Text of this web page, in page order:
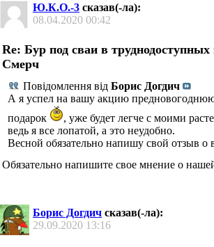
Ю.К.О.-3 сказав(-ла):
08.04.2020 00:42
Re: Бур под сваи в
Смерч
Повідомлення від Борис Догдич
А я успел на вашу акцию
подарок
, уже будет легче с моими
ведь я все лопатой, а это неудобно.
Весной обязательно напишу свой отзыв о
Обязательно напишите свое мнение о
Борис Догдич сказав(-ла):
29.09.2020 13:16